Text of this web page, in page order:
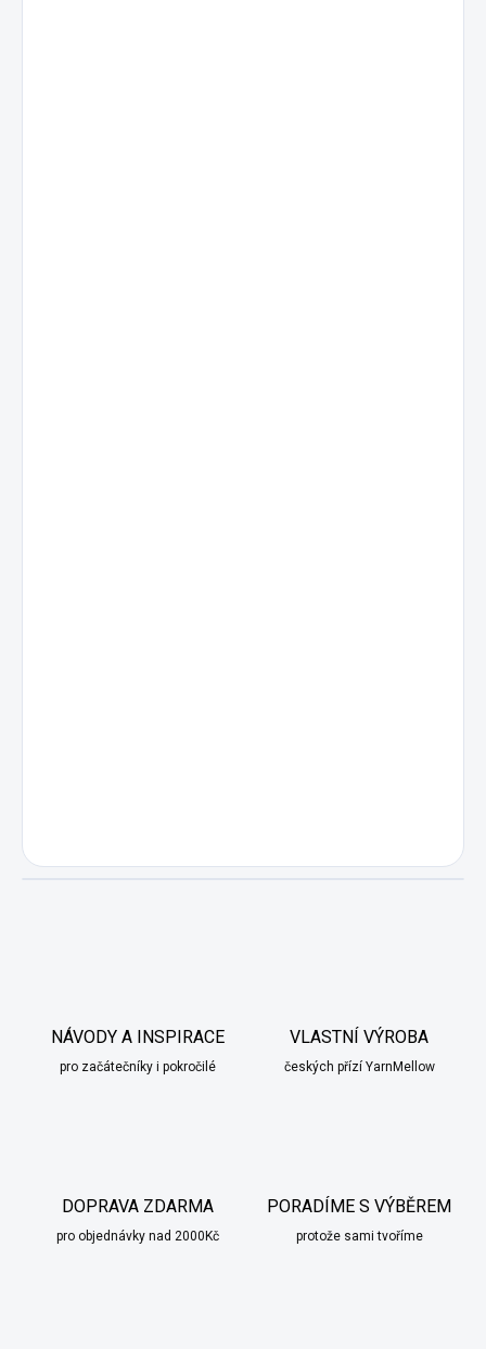
NÁVODY A INSPIRACE
pro začátečníky i pokročilé
VLASTNÍ VÝROBA
českých přízí YarnMellow
DOPRAVA ZDARMA
pro objednávky nad 2000Kč
PORADÍME S VÝBĚREM
protože sami tvoříme